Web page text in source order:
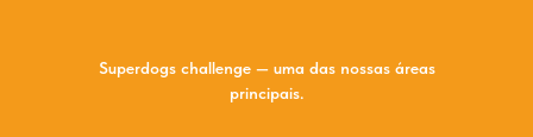
Superdogs challenge — uma das nossas áreas
principais.